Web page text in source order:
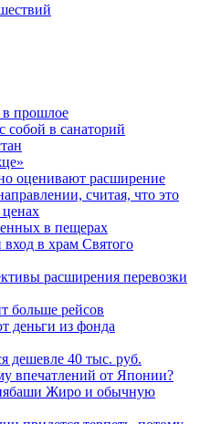
в прошлое
собой в санаторий
оценивают расширение
считая, что это
ценах
в пещерах
в храм Святого
расширения перевозки
больше рейсов
деньги из фонда
дешевле 40 тыс. руб.
впечатлений от Японии?
Жиро и обычную